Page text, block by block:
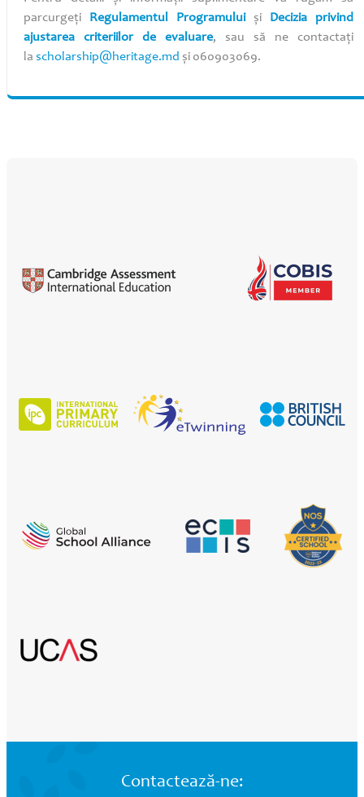
parcurgeți Regulamentul Programuluiși Decizia privind
ajustarea criteriilor de evaluare, sau să ne contactați
la scholarship@heritage.md și 060903069.
Contactează-ne: